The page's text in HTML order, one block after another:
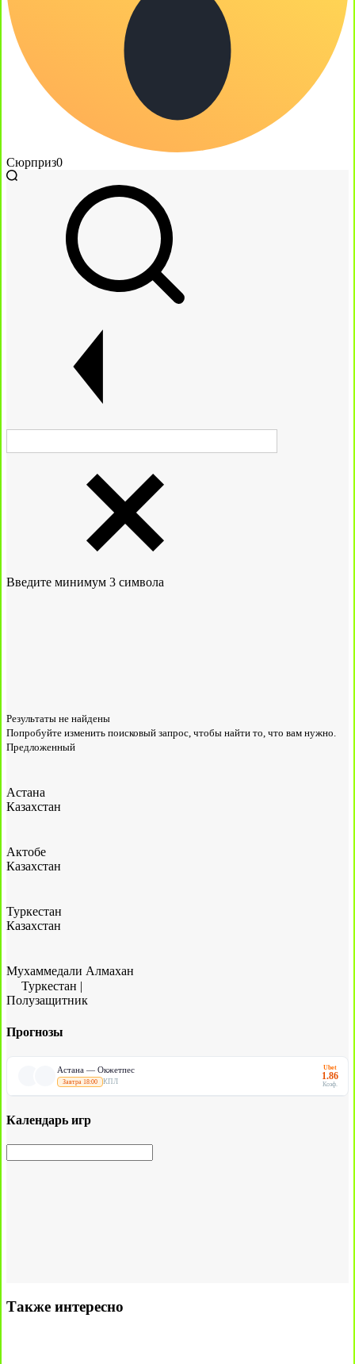
Сюрприз0
Введите минимум 3 символа
Результаты не найдены
Попробуйте изменить поисковый запрос, чтобы найти то, что вам нужно.
Предложенный
Астана
Казахстан
Актобе
Казахстан
Туркестан
Казахстан
Мухаммедали Алмахан
Туркестан |
Полузащитник
Прогнозы
Астана — Окжетпес
Завтра 18:00 КПЛ
Ubet
1.86
Коэф.
Календарь игр
Также интересно